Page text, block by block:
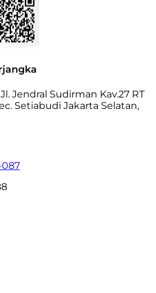
Jendral Sudirman Kav.27 RT
Setiabudi Jakarta Selatan,
087